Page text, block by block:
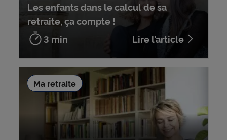
Les enfants dans le calcul de sa
retraite, ça compte !
3 min
Lire l’article
Ma retraite